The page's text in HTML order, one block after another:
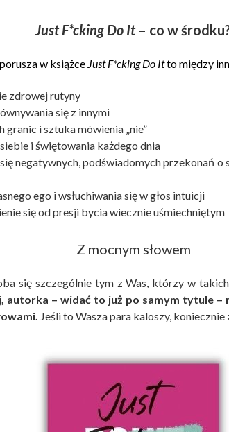
Just F*cking Do It – co w
w książce Just F*cking Do Itto między
zdrowej rutyny
się z innymi
granic i sztuka mówienia „nie”
i świętowania każdego dnia
negatywnych, podświadomych przekonań o
ego i wsłuchiwania się w głos intuicji
się od presji bycia wiecznie uśmiechniętym
Z mocnym słowem
się szczególnie tym z Was, którzy w
autorka – widać to już po samym tytule –
Jeśli to Wasza para kaloszy,